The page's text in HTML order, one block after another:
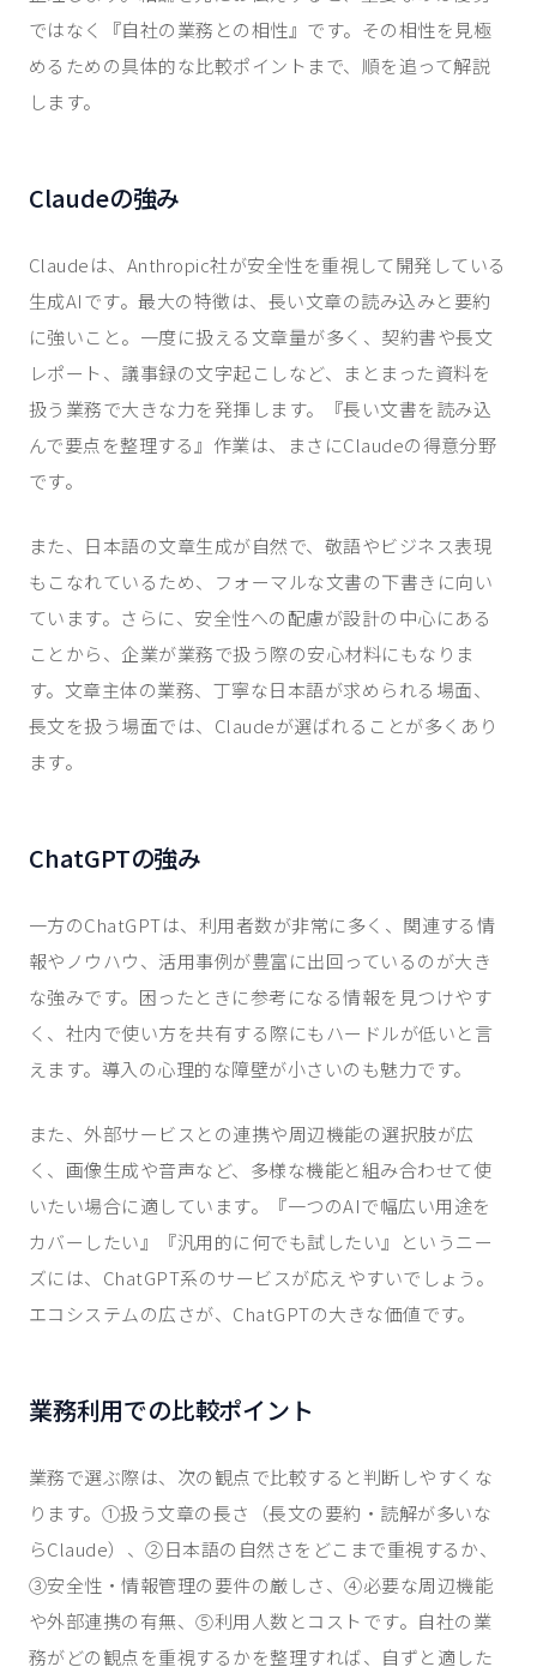
ではなく『自社の業務との相性』です。その相性を見極
めるための具体的な比較ポイントまで、順を追って解説
します。
Claudeの強み
Claudeは、Anthropic社が安全性を重視して開発している
生成AIです。最大の特徴は、長い文章の読み込みと要約
に強いこと。一度に扱える文章量が多く、契約書や長文
レポート、議事録の文字起こしなど、まとまった資料を
扱う業務で大きな力を発揮します。『長い文書を読み込
んで要点を整理する』作業は、まさにClaudeの得意分野
です。
また、日本語の文章生成が自然で、敬語やビジネス表現
もこなれているため、フォーマルな文書の下書きに向い
ています。さらに、安全性への配慮が設計の中心にある
ことから、企業が業務で扱う際の安心材料にもなりま
す。文章主体の業務、丁寧な日本語が求められる場面、
長文を扱う場面では、Claudeが選ばれることが多くあり
ます。
ChatGPTの強み
一方のChatGPTは、利用者数が非常に多く、関連する情
報やノウハウ、活用事例が豊富に出回っているのが大き
な強みです。困ったときに参考になる情報を見つけやす
く、社内で使い方を共有する際にもハードルが低いと言
えます。導入の心理的な障壁が小さいのも魅力です。
また、外部サービスとの連携や周辺機能の選択肢が広
く、画像生成や音声など、多様な機能と組み合わせて使
いたい場合に適しています。『一つのAIで幅広い用途を
カバーしたい』『汎用的に何でも試したい』というニー
ズには、ChatGPT系のサービスが応えやすいでしょう。
エコシステムの広さが、ChatGPTの大きな価値です。
業務利用での比較ポイント
業務で選ぶ際は、次の観点で比較すると判断しやすくな
ります。①扱う文章の長さ（長文の要約・読解が多いな
らClaude）、②日本語の自然さをどこまで重視するか、
③安全性・情報管理の要件の厳しさ、④必要な周辺機能
や外部連携の有無、⑤利用人数とコストです。自社の業
務がどの観点を重視するかを整理すれば、自ずと適した